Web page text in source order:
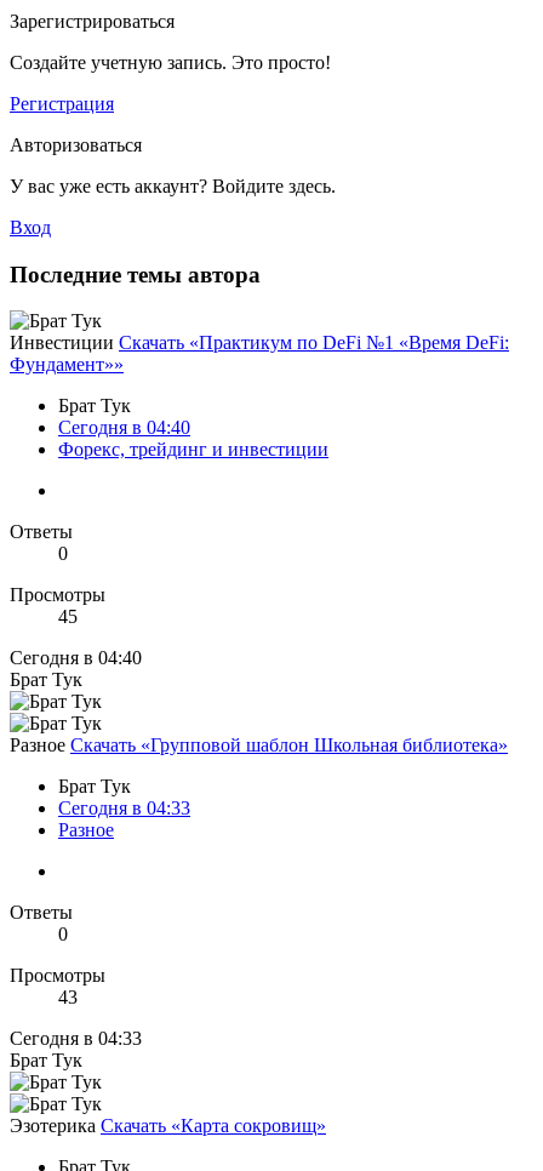
Зарегистрироваться
Создайте учетную запись. Это просто!
Регистрация
Авторизоваться
У вас уже есть аккаунт? Войдите здесь.
Вход
Последние темы автора
Инвестиции Скачать «Практикум по DeFi №1 «Время DeFi:
Фундамент»»
Брат Тук
Сегодня в 04:40
Форекс, трейдинг и инвестиции
Ответы
0
Просмотры
45
Сегодня в 04:40
Брат Тук
Разное Скачать «Групповой шаблон Школьная библиотека»
Брат Тук
Сегодня в 04:33
Разное
Ответы
0
Просмотры
43
Сегодня в 04:33
Брат Тук
Эзотерика Скачать «Карта сокровищ»